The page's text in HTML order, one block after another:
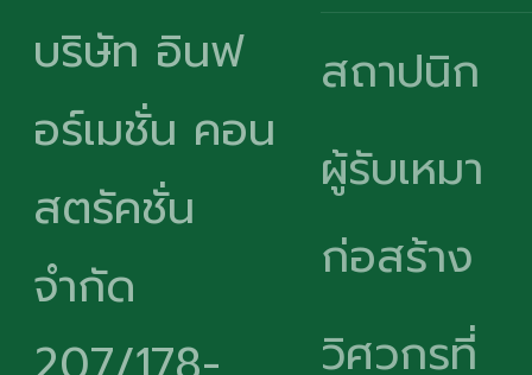
บริษัท อินฟ
อร์เมชั่น คอน
สตรัคชั่น
จำกัด
สถาปนิก
ผู้รับเหมา
ก่อสร้าง
วิศวกรที่